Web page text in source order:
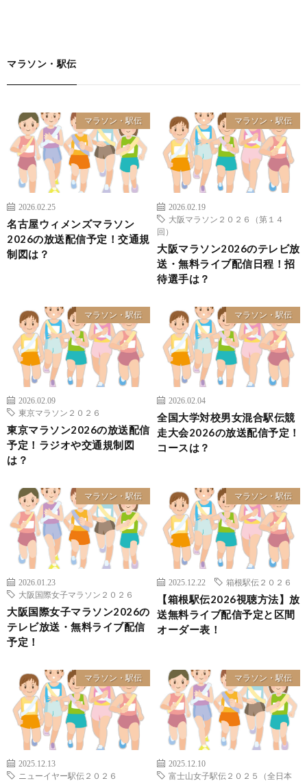
マラソン・駅伝
マラソン・駅伝
2026.02.25
名古屋ウィメンズマラソン
2026の放送配信予定！交通規
制図は？
マラソン・駅伝
2026.02.19
大阪マラソン２０２６（第１４
回）
大阪マラソン2026のテレビ放
送・無料ライブ配信日程！招
待選手は？
マラソン・駅伝
2026.02.09
東京マラソン２０２６
東京マラソン2026の放送配信
予定！ラジオや交通規制図
は？
マラソン・駅伝
2026.02.04
全国大学対校男女混合駅伝競
走大会2026の放送配信予定！
コースは？
マラソン・駅伝
2026.01.23
大阪国際女子マラソン２０２６
大阪国際女子マラソン2026の
テレビ放送・無料ライブ配信
予定！
マラソン・駅伝
2025.12.22 箱根駅伝２０２６
【箱根駅伝2026視聴方法】放
送無料ライブ配信予定と区間
オーダー表！
マラソン・駅伝
2025.12.13
ニューイヤー駅伝２０２６
マラソン・駅伝
2025.12.10
富士山女子駅伝２０２５（全日本